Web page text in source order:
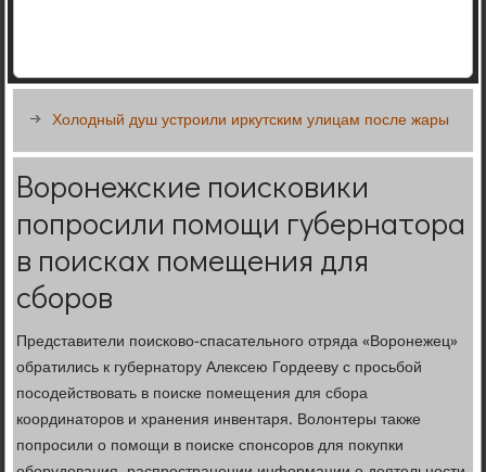
Холодный душ устроили иркутским улицам после жары
Воронежские поисковики
попросили помощи губернатора
в поисках помещения для
сборов
Представители поисково-спасательного отряда «Воронежец»
обратились к губернатору Алексею Гордееву с просьбой
посодействовать в поиске помещения для сбора
координаторов и хранения инвентаря. Волонтеры также
попросили о помощи в поиске спонсоров для покупки